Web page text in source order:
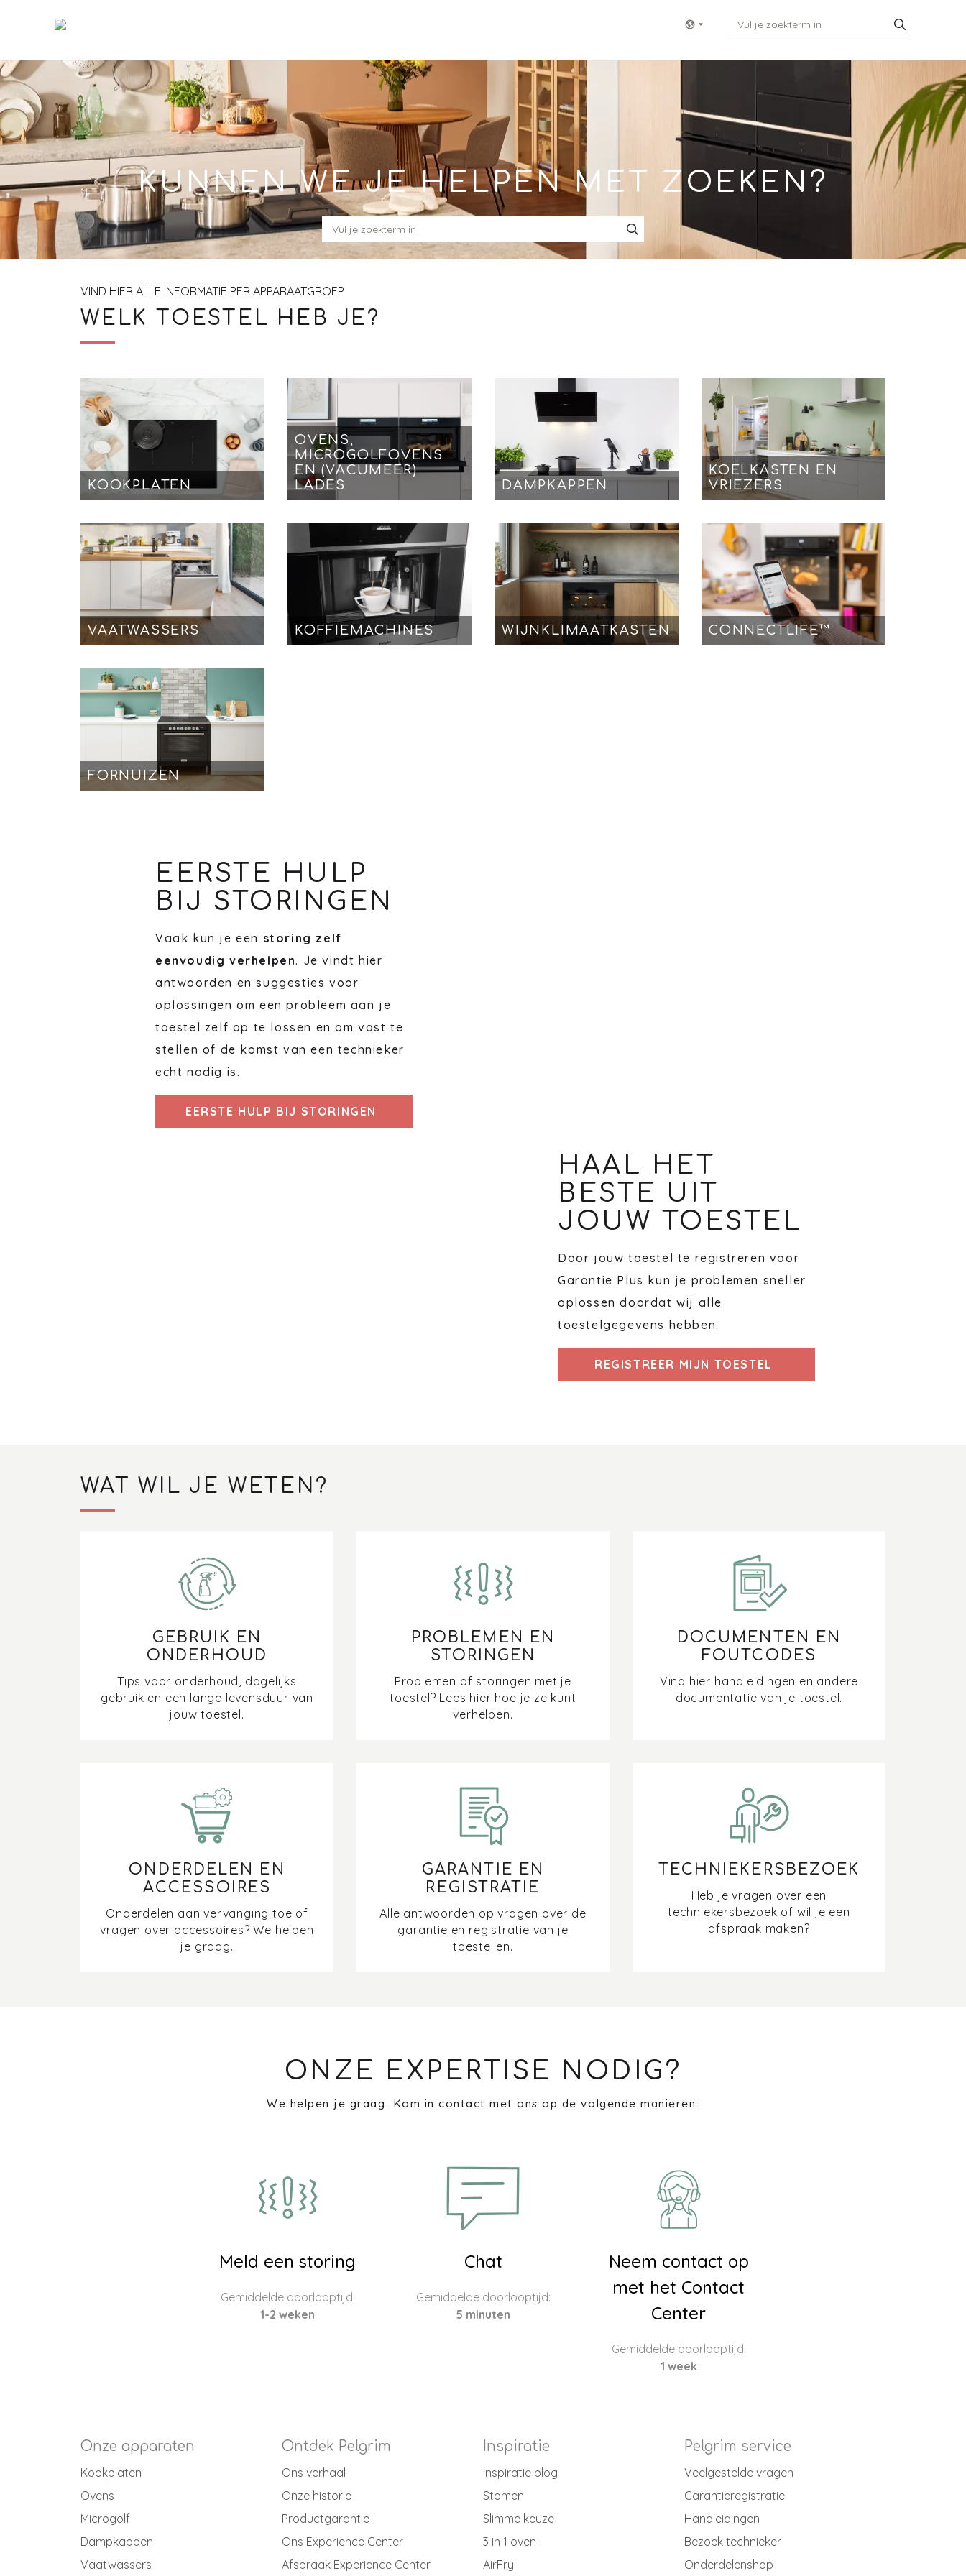
Show menu
KUNNEN WE JE HELPEN MET ZOEKEN?
VIND HIER ALLE INFORMATIE PER APPARAATGROEP
WELK TOESTEL HEB JE?
KOOKPLATEN
OVENS,
MICROGOLFOVENS
EN (VACUMEER)
LADES
DAMPKAPPEN
KOELKASTEN EN
VRIEZERS
VAATWASSERS KOFFIEMACHINES WIJNKLIMAATKASTEN CONNECTLIFE™
FORNUIZEN
EERSTE HULP
BIJ STORINGEN
Vaak kun je een storing zelf
eenvoudig verhelpen. Je vindt hier
antwoorden en suggesties voor
oplossingen om een probleem aan je
toestel zelf op te lossen en om vast te
stellen of de komst van een technieker
echt nodig is.
EERSTE HULP BIJ STORINGEN
HAAL HET
BESTE UIT
JOUW TOESTEL
Door jouw toestel te registreren voor
Garantie Plus kun je problemen sneller
oplossen doordat wij alle
toestelgegevens hebben.
REGISTREER MIJN TOESTEL
WAT WIL JE WETEN?
GEBRUIK EN
ONDERHOUD
Tips voor onderhoud, dagelijks
gebruik en een lange levensduur van
jouw toestel.
PROBLEMEN EN
STORINGEN
Problemen of storingen met je
toestel? Lees hier hoe je ze kunt
verhelpen.
DOCUMENTEN EN
FOUTCODES
Vind hier handleidingen en andere
documentatie van je toestel.
ONDERDELEN EN
ACCESSOIRES
Onderdelen aan vervanging toe of
vragen over accessoires? We helpen
je graag.
GARANTIE EN
REGISTRATIE
Alle antwoorden op vragen over de
garantie en registratie van je
toestellen.
TECHNIEKERSBEZOEK
Heb je vragen over een
techniekersbezoek of wil je een
afspraak maken?
ONZE EXPERTISE NODIG?
We helpen je graag. Kom in contact met ons op de volgende manieren:
Meld een storing
Gemiddelde doorlooptijd:
1-2 weken
Chat
Gemiddelde doorlooptijd:
5 minuten
Neem contact op
met het Contact
Center
Gemiddelde doorlooptijd:
1 week
Onze apparaten
Kookplaten
Ovens
Microgolf
Dampkappen
Vaatwassers
Ontdek Pelgrim
Ons verhaal
Onze historie
Productgarantie
Ons Experience Center
Afspraak Experience Center
Inspiratie
Inspiratie blog
Stomen
Slimme keuze
3 in 1 oven
AirFry
Pelgrim service
Veelgestelde vragen
Garantieregistratie
Handleidingen
Bezoek technieker
Onderdelenshop